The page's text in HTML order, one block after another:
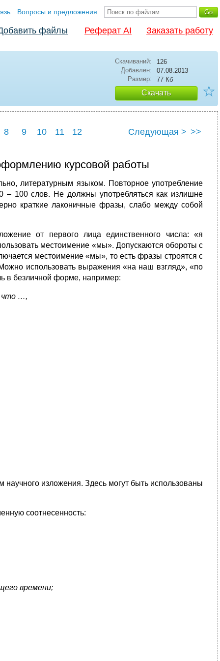
Вопросы и предложения
файлы Реферат AI Заказать работу
Скачиваний:
126
Добавлен:
07.08.2013
Размер:
77 Кб
Скачать ☆
8 9 10 11 12 Следующая > >>
курсовой работы
литературным языком. Повторное употребление
– 100 слов. Не должны употребляться как излишне
краткие лаконичные фразы, слабо между собой
от первого лица единственного числа: «я
местоимение «мы». Допускаются обороты с
местоимение «мы», то есть фразы строятся с
использовать выражения «на наш взгляд», «по
в безличной форме, например:
что …,
изложения. Здесь могут быть использованы
соотнесенность:
времени;